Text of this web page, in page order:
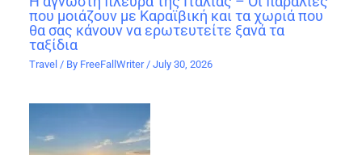
που μοιάζουν με Καραϊβική και τα χωριά που
θα σας κάνουν να ερωτευτείτε ξανά τα
ταξίδια
Travel / By FreeFallWriter /July 30, 2026